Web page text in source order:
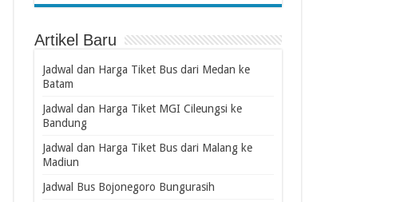
Artikel Baru
Jadwal dan Harga Tiket Bus dari Medan ke
Batam
Jadwal dan Harga Tiket MGI Cileungsi ke
Bandung
Jadwal dan Harga Tiket Bus dari Malang ke
Madiun
Jadwal Bus Bojonegoro Bungurasih